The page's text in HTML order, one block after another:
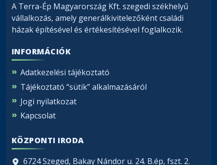
A Terra-Ép Magyarország Kft. szegedi székhelyű
vállalkozás, amely generálkivitelezőként családi
házak építésével és értékesítésével foglalkozik.
INFORMÁCIÓK
Adatkezelési tájékoztató
Tájékoztató “sütik” alkalmazásáról
Jogi nyilatkozat
Kapcsolat
KÖZPONTI IRODA
6724 Szeged, Bakay Nándor u. 24. B.ép, fszt. 2.